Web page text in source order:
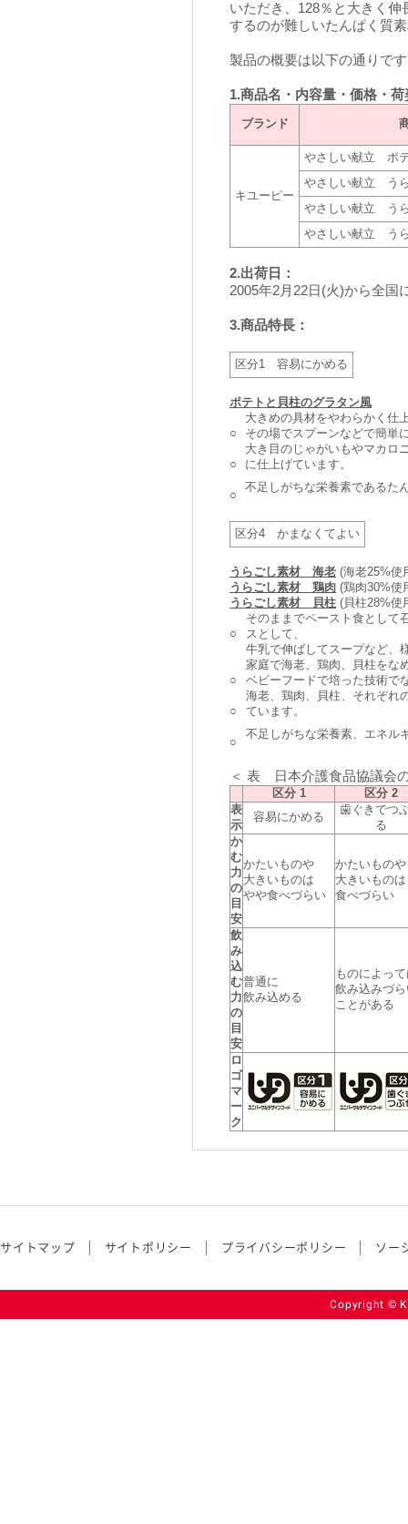
いただき、128％と大きく
するのが難しいたんぱく質
製品の概要は以下の通りで
1.商品名・内容量・価格・荷
ブランド
キユーピー
やさしい献立 ポ
やさしい献立 う
やさしい献立 う
やさしい献立 う
2.出荷日：
2005年2月22日(火)から全国
3.商品特長：
区分1 容易にかめる
ポテトと貝柱のグラタン風
○
大きめの具材をやわらかく仕
その場でスプーンなどで簡単
○
大き目のじゃがいもやマカロ
に仕上げています。
○
不足しがちな栄養素であるた
区分4 かまなくてよい
うらごし素材 海老 (海老25%使
うらごし素材 鶏肉 (鶏肉30%使
うらごし素材 貝柱 (貝柱28%使
○
そのままでペースト食として
スとして、
牛乳で伸ばしてスープなど、
○
家庭で海老、鶏肉、貝柱をな
ベビーフードで培った技術で
○
海老、鶏肉、貝柱、それぞれ
ています。
○
不足しがちな栄養素、エネル
＜ 表 日本介護食品協議会
区分 1
区分 2
表
示
容易にかめる
歯ぐきでつ
る
か
む
力
の
目
安
かたいものや
大きいものは
やや食べづらい
かたいものや
大きいものは
食べづらい
飲
み
込
む
力
の
目
安
普通に
飲み込める
ものによっ
飲み込みづ
ことがある
ロ
ゴ
マ
ー
ク
サイトマップ サイトポリシー プライバシーポリシー ソー
Copyright ©